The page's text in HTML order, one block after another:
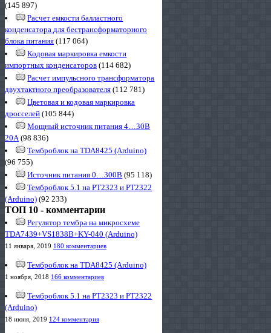
(145 897)
Расчет емкости балластного
конденсатора для бестрансформаторного
блока питания (117 064)
Кодовая маркировка емкости
импортных конденсаторов (114 682)
Расчет импульсного трансформатора
двухтактного преобразователя (112 781)
Цветовая и кодовая маркировка
дросселей (105 844)
Мощный источник питания 4…30В
20А(98 836)
Темброблок на TDA8425 (Arduino)
(96 755)
Источник питания 0…300В (95 118)
Темброблок 5.1 на PT2323 и PT2322
(Arduino) (92 233)
ТОП 10 - комментарии
Регулятор тембра на микросхеме
TDA7439+VS1838B+KY-040 (Arduino)
11 января, 2019 180 комментариев
Темброблок на TDA8425 (Arduino)
1 ноября, 2018 166 комментариев
Темброблок 5.1 на PT2323 и PT2322
(Arduino)
18 июня, 2019 124 комментария